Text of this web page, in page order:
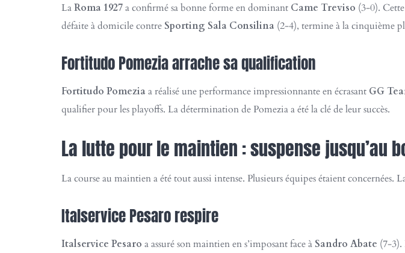
LaRoma 1927a confirmé sa bonne forme en dominant Came Treviso (3-0).
défaite à domicile contre Sporting Sala Consilina (2-4), termine à la cinquième
Fortitudo Pomezia arrache sa qualification
Fortitudo Pomeziaa réalisé une performance impressionnante en écrasant GG
qualifier pour les playoffs. La détermination de Pomezia a été la clé de leur succès.
La lutte pour le maintien : suspense jusqu’au
La course au maintien a été tout aussi intense. Plusieurs équipes étaient concernées.
Italservice Pesaro respire
Italservice Pesaro a assuré son maintien en s’imposant face à Sandro Abate (7-3).